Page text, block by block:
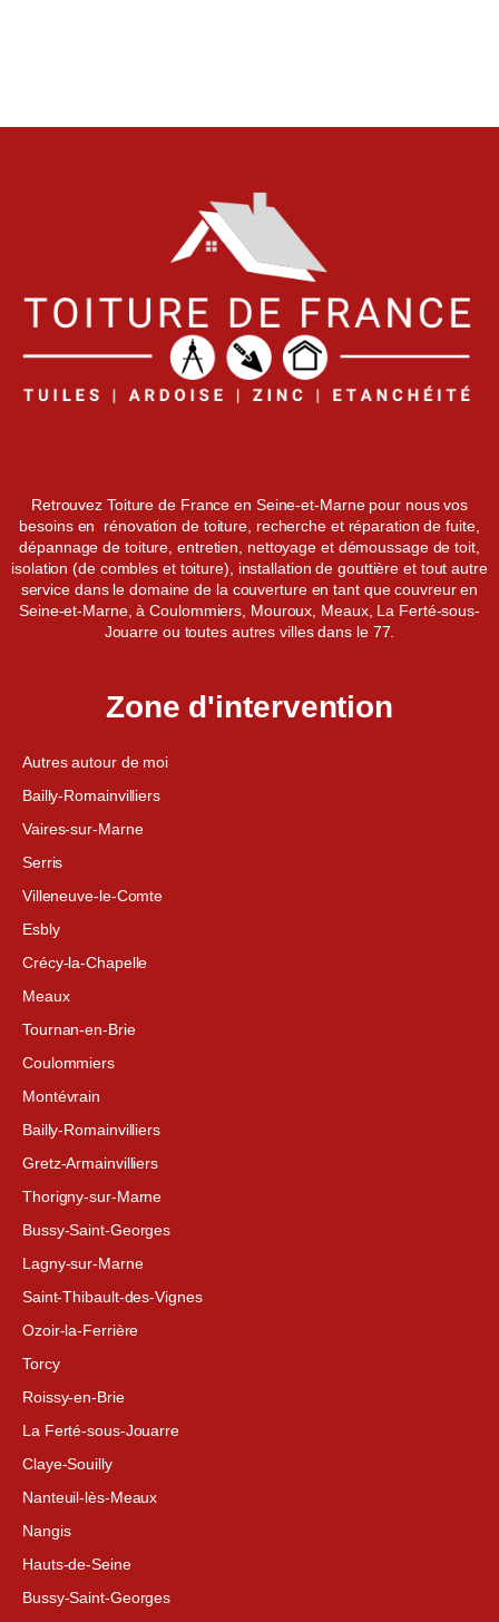
Retrouvez Toiture de France en Seine-et-Marne pour nous vos
besoins en rénovation de toiture, recherche et réparation de fuite,
dépannage de toiture, entretien, nettoyage et démoussage de toit,
isolation (de combles et toiture), installation de gouttière et tout autre
service dans le domaine de la couverture en tant que couvreur en
Seine-et-Marne, à Coulommiers, Mouroux, Meaux, La Ferté-sous-
Jouarre ou toutes autres villes dans le 77.
Zone d'intervention
Autres autour de moi
Bailly-Romainvilliers
Vaires-sur-Marne
Serris
Villeneuve-le-Comte
Esbly
Crécy-la-Chapelle
Meaux
Tournan-en-Brie
Coulommiers
Montévrain
Bailly-Romainvilliers
Gretz-Armainvilliers
Thorigny-sur-Marne
Bussy-Saint-Georges
Lagny-sur-Marne
Saint-Thibault-des-Vignes
Ozoir-la-Ferrière
Torcy
Roissy-en-Brie
La Ferté-sous-Jouarre
Claye-Souilly
Nanteuil-lès-Meaux
Nangis
Hauts-de-Seine
Bussy-Saint-Georges